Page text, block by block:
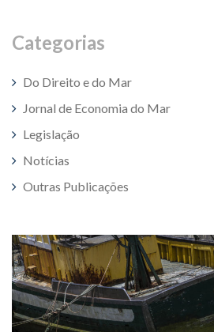
Categorias
Do Direito e do Mar
Jornal de Economia do Mar
Legislação
Notícias
Outras Publicações